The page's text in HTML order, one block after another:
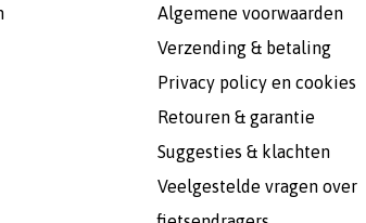
Algemene voorwaarden
Verzending & betaling
Privacy policy en cookies
Retouren & garantie
Suggesties & klachten
Veelgestelde vragen over